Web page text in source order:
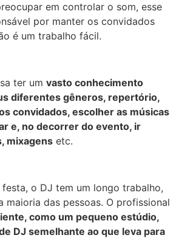
em controlar o som, esse
por manter os convidados
é um trabalho fácil.
ter um vasto conhecimento
diferentes gêneros, repertório,
convidados, escolher as músicas
e, no decorrer do evento, ir
mixagens etc.
o DJ tem um longo trabalho,
maioria das pessoas. O profissional
como um pequeno estúdio,
DJ semelhante ao que leva para